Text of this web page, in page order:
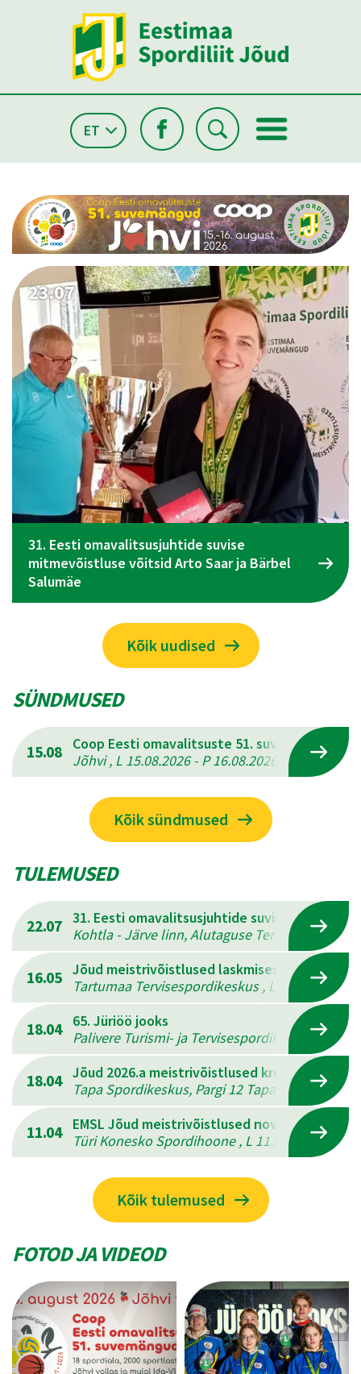
ET
ja Bärbel
26.05
Spordiliidu Jõud üldkogu koosolek
Kõik uudised
SÜNDMUSED
15.08
Coop Eesti omavalitsuste 51. suvemängud
Jõhvi , L 15.08.2026 - P 16.08.2026
Kõik sündmused
TULEMUSED
22.07 31. Eesti omavalitsusjuhtide suvine
Kohtla - Järve linn, Alutaguse
16.05 Jõud meistrivõistlused laskmises
Tartumaa Tervisespordikeskus , L 16.05.2026 -
18.04
65. Jüriöö jooks
Palivere Turismi- ja Tervisespordikeskus , L
18.04 Jõud 2026.a meistrivõistlused kreeka-rooma
Tapa Spordikeskus, Pargi 12 Tapal , L
11.04
EMSL Jõud meistrivõistlused novuses
Türi Konesko Spordihoone , L 11.04.2026 - P
Kõik tulemused
FOTOD JA VIDEOD